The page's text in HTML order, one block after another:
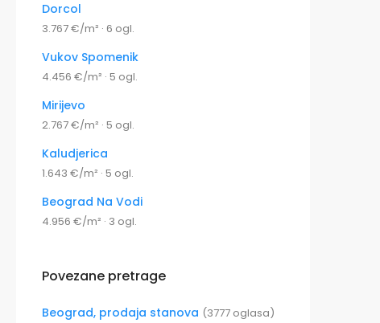
Dorcol
3.767 €/m² · 6 ogl.
Vukov Spomenik
4.456 €/m² · 5 ogl.
Mirijevo
2.767 €/m² · 5 ogl.
Kaludjerica
1.643 €/m² · 5 ogl.
Beograd Na Vodi
4.956 €/m² · 3 ogl.
Povezane pretrage
Beograd, prodaja stanova (3777 oglasa)